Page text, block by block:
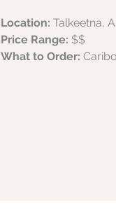
Location: Talkeetna,
Price Range: $$
What to Order: